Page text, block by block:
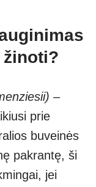
–
prie
buveinės
pakrantę, ši
jei